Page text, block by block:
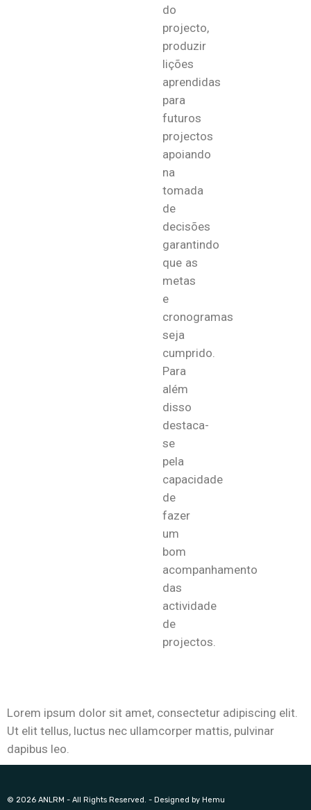
do
projecto,
produzir
lições
aprendidas
para
futuros
projectos
apoiando
na
tomada
de
decisões
garantindo
que as
metas
e
cronogramas
seja
cumprido.
Para
além
disso
destaca-
se
pela
capacidade
de
fazer
um
bom
acompanhamento
das
actividade
de
projectos.
Lorem ipsum dolor sit amet, consectetur adipiscing elit.
Ut elit tellus, luctus nec ullamcorper mattis, pulvinar
dapibus leo.
© 2026 ANLRM - All Rights Reserved. - Designed by Hemu